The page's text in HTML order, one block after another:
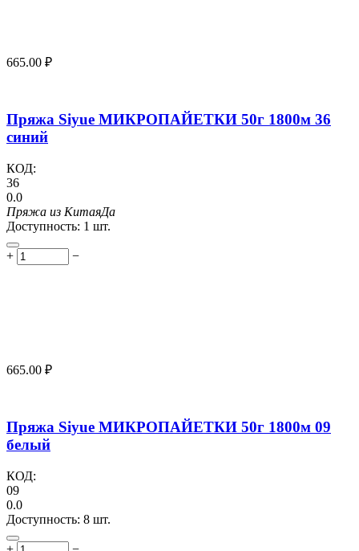
665.00 ₽
Пряжа Siyue МИКРОПАЙЕТКИ 50г 1800м 36
синий
КОД:
36
0.0
Пряжа из КитаяДа
Доступность: 1 шт.
+ −
665.00 ₽
Пряжа Siyue МИКРОПАЙЕТКИ 50г 1800м 09
белый
КОД:
09
0.0
Доступность: 8 шт.